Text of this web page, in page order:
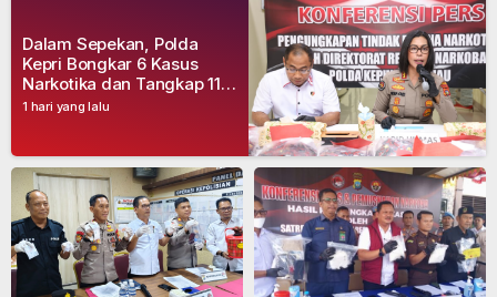
1 hari yang lalu
Dalam Sepekan, Polda
Kepri Bongkar 6 Kasus
Narkotika dan Tangkap 11
Tersangka